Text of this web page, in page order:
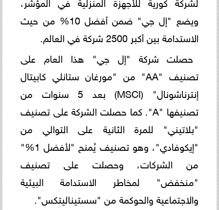
ويضع "إل جي" ضمن أفضل 10% من حيث
الاستدامة بين أكبر 2500 شركة في العالم.
حصلت شركة "إل جي" هذا العام على
تصنيف "AA" من "مورغان ستانلي كابيتال
إنترناشونال" (MSCI) بعد 5 سنوات من
تصنيفها "A". كما حصلت الشركة على تصنيف
"بلاتيني" للمرة الثانية على التوالي من
"إيكوفادي"، وهو تصنيف يُمنح "لأفضل 1%"
من الشركات، وحصلت على تصنيف
"منخفض" لمخاطر الاستدامة البيئية
والاجتماعية والحوكمة من "سستيناليتكس".